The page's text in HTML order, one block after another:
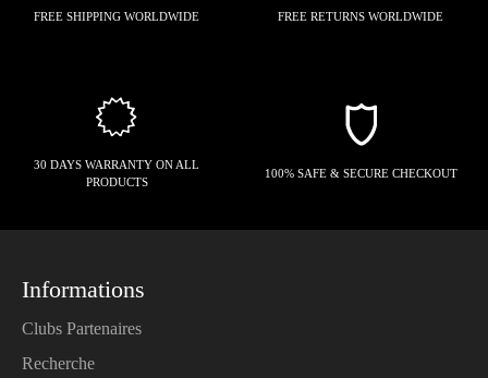
FREE SHIPPING WORLDWIDE FREE RETURNS WORLDWIDE
30 DAYS WARRANTY ON ALL
PRODUCTS
100% SAFE & SECURE CHECKOUT
Informations
Clubs Partenaires
Recherche